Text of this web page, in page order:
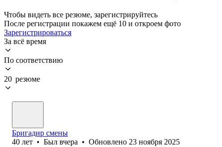
Чтобы видеть все резюме, зарегистрируйтесь
После регистрации покажем ещё 10 и откроем фото
Зарегистрироваться
За всё время
По соответствию
20 резюме
Бригадир смены
40 лет • Был вчера • Обновлено 23 ноября 2025